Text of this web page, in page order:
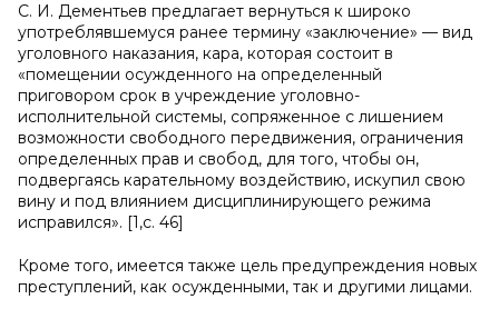
С. И. Дементьев предлагает вернуться к широко
употреблявшемуся ранее термину «заключение» — вид
уголовного наказания, кара, которая состоит в
«помещении осужденного на определенный
приговором срок в учреждение уголовно-
исполнительной системы, сопряженное с лишением
возможности свободного передвижения, ограничения
определенных прав и свобод, для того, чтобы он,
подвергаясь карательному воздействию, искупил свою
вину и под влиянием дисциплинирующего режима
исправился». [1,с. 46]
Кроме того, имеется также цель предупреждения новых
преступлений, как осужденными, так и другими лицами.